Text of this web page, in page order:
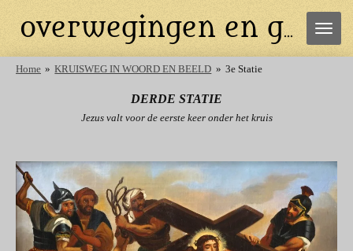
direct
de
overwegingen en gebeden
Home » KRUISWEG IN WOORD EN BEELD » 3e Statie
DERDE STATIE
Jezus valt voor de eerste keer onder het kruis